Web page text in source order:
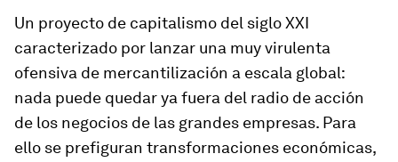
Un proyecto de capitalismo del siglo XXI
caracterizado por lanzar una muy virulenta
ofensiva de mercantilización a escala global:
nada puede quedar ya fuera del radio de acción
de los negocios de las grandes empresas. Para
ello se prefiguran transformaciones económicas,